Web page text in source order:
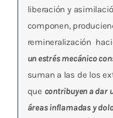
liberación y
componen,
remineralización
un estrés mecánico
suman a las de los
que contribuyen a dar
áreas inflamadas y